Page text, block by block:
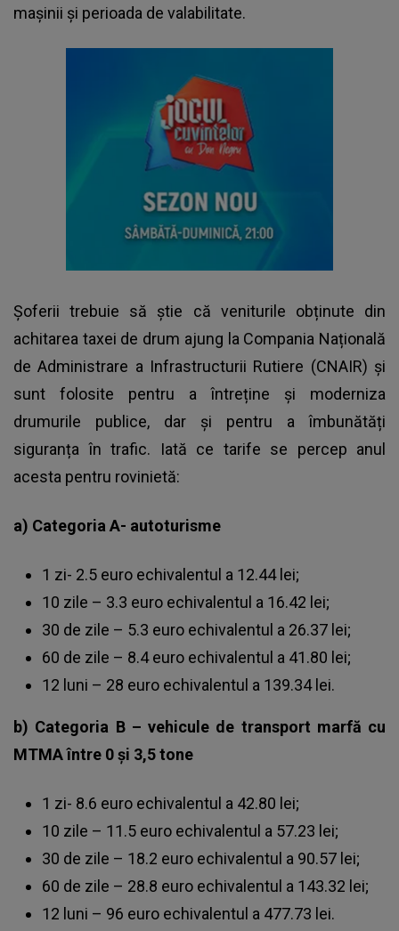
mașinii și perioada de valabilitate.
Șoferii trebuie să știe că veniturile obținute din
achitarea taxei de drum ajung la Compania Națională
de Administrare a Infrastructurii Rutiere (CNAIR) și
sunt folosite pentru a întreține și moderniza
drumurile publice, dar și pentru a îmbunătăți
siguranța în trafic. Iată ce tarife se percep anul
acesta pentru rovinietă:
a) Categoria A- autoturisme
1 zi- 2.5 euro echivalentul a 12.44 lei;
10 zile – 3.3 euro echivalentul a 16.42 lei;
30 de zile – 5.3 euro echivalentul a 26.37 lei;
60 de zile – 8.4 euro echivalentul a 41.80 lei;
12 luni – 28 euro echivalentul a 139.34 lei.
b) Categoria B – vehicule de transport marfă cu
MTMA între 0 şi 3,5 tone
1 zi- 8.6 euro echivalentul a 42.80 lei;
10 zile – 11.5 euro echivalentul a 57.23 lei;
30 de zile – 18.2 euro echivalentul a 90.57 lei;
60 de zile – 28.8 euro echivalentul a 143.32 lei;
12 luni – 96 euro echivalentul a 477.73 lei.